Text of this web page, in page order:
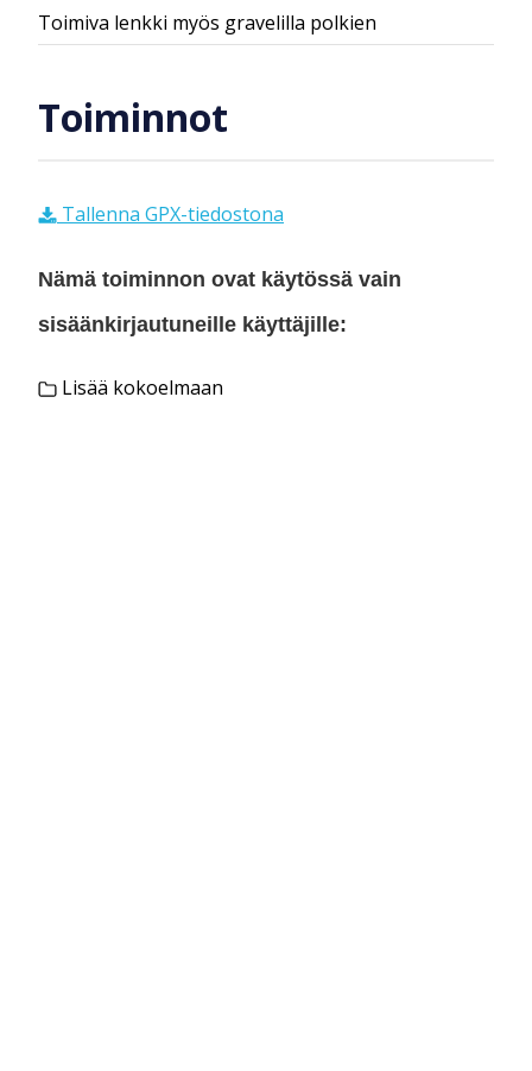
Toimiva lenkki myös gravelilla polkien
Toiminnot
Tallenna GPX-tiedostona
Nämä toiminnon ovat käytössä vain
sisäänkirjautuneille käyttäjille:
Lisää kokoelmaan